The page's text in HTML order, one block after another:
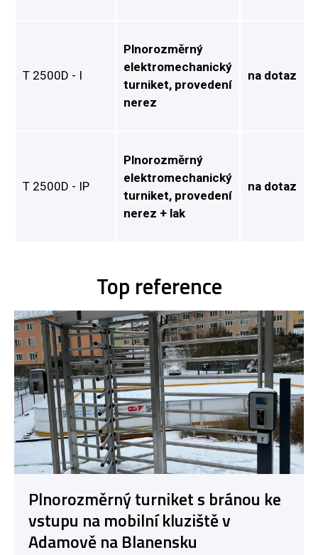
T 2500D - I
Plnorozměrný
elektromechanický
turniket, provedení
nerez
na dotaz
T 2500D - IP
Plnorozměrný
elektromechanický
turniket, provedení
nerez + lak
na dotaz
Top reference
Plnorozměrný turniket s bránou ke
vstupu na mobilní kluziště v
Adamově na Blanensku